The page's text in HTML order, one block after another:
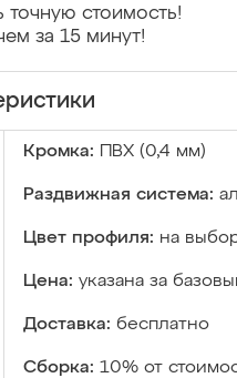
стоимость!
за 15 минут!
Кромка: ПВХ (0,4 мм)
Раздвижная система:
Цвет профиля: на
Цена: указана за
Доставка: бесплатно
Сборка: 10% от